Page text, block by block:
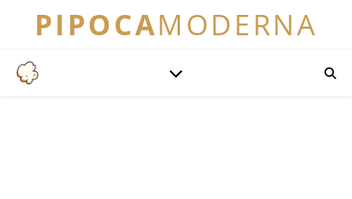
PIPOCAMODERNA